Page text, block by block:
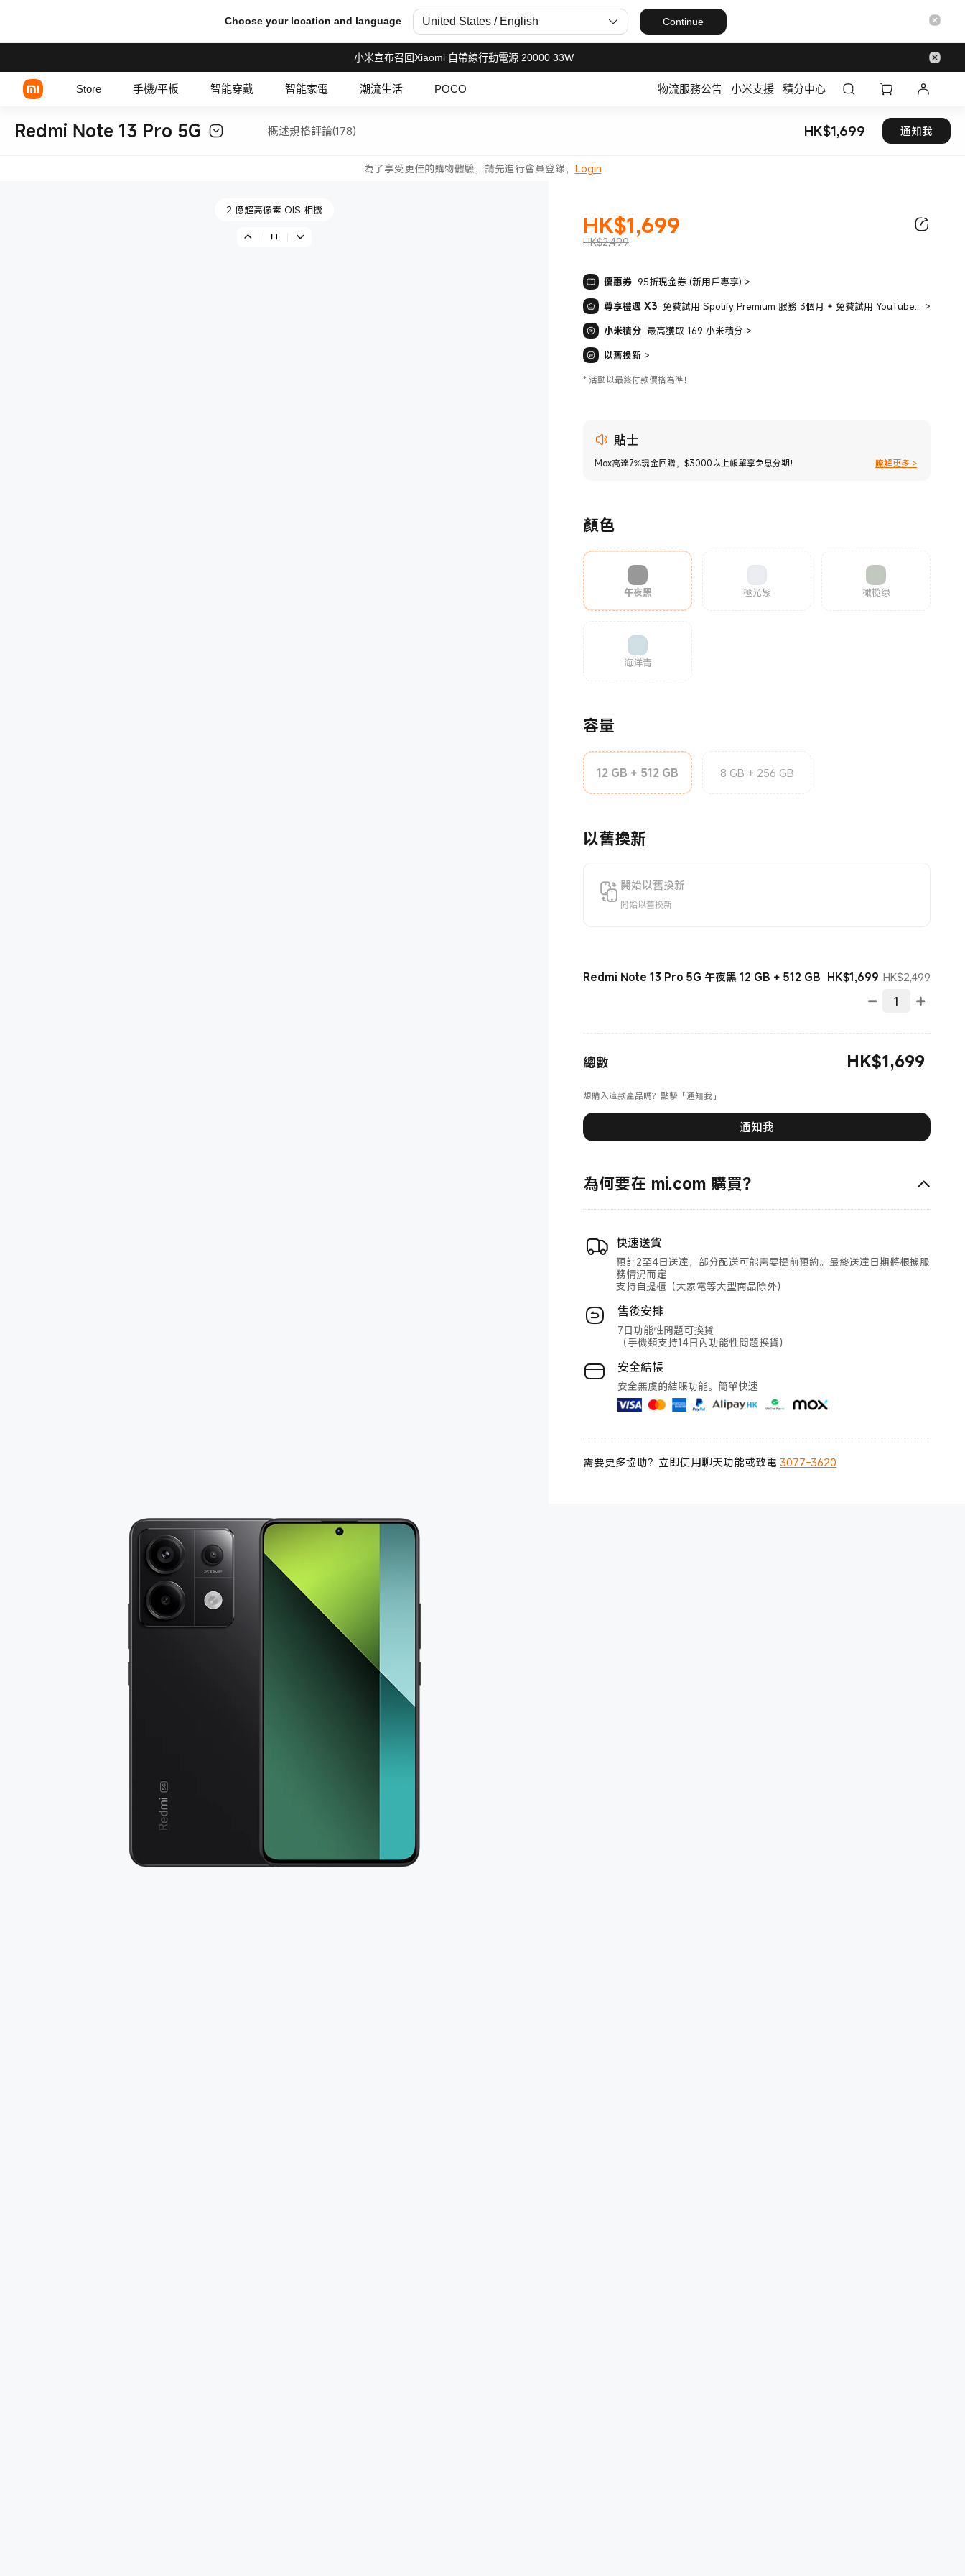
Choose your location and language United States / English Continue
小米宣布召回Xiaomi 自帶線行動電源 20000 33W
Store 手機/平板 智能穿戴 智能家電 潮流生活 POCO 物流服務公告 小米支援 積分中心
Redmi Note 13 Pro 5G 概述規格評論(178) HK$1,699 現價 HK$1699
通知我
為了享受更佳的購物體驗，請先進行會員登錄， Login
2 億像素 OIS 相機
2 億超高像素 OIS 相機
HK$1,699
現價 HK$1699.00
HK$2,499
優惠券 95折現金券 (新用戶專享) >
尊享禮遇 X3
免費試用 Spotify Premium 服務 3個月 + 免費試用 YouTube Premium 2個月 + 學生優惠 >
小米積分 最高獲取 169 小米積分 >
以舊換新 >
* 活動以最終付款價格為準！
貼士
Mox高達7%現金回贈，$3000以上帳單享免息分期！ 瞭解更多 >
顏色
午夜黑 極光紫 橄榄绿
海洋青
容量
12 GB + 512 GB 8 GB + 256 GB
以舊換新
開始以舊換新
開始以舊換新
Redmi Note 13 Pro 5G 午夜黑 12 GB + 512 GB HK$1,699 現價 HK$1699.00
HK$2,499市場價
總數 HK$1,699
想購入這款產品嗎？點擊「通知我」
通知我
為何要在 mi.com 購買？
快速送貨
預計2至4日送達，部分配送可能需要提前預約。最終送達日期將根據服
務情況而定
支持自提櫃（大家電等大型商品除外）
售後安排
7日功能性問題可換貨
（手機類支持14日內功能性問題換貨）
安全結帳
安全無虞的結賬功能。簡單快速
需要更多協助？立即使用聊天功能或致電 3077-3620